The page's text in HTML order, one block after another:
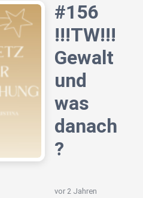
#156
!!!TW!!!
Gewalt
und
was
danach
?
vor 2 Jahren